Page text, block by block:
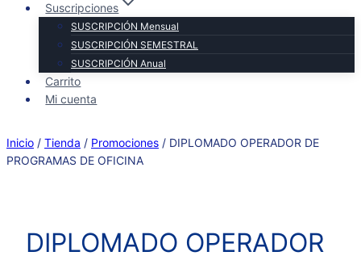
Suscripciones
SUSCRIPCIÓN Mensual
SUSCRIPCIÓN SEMESTRAL
SUSCRIPCIÓN Anual
Carrito
Mi cuenta
Inicio / Tienda / Promociones / DIPLOMADO OPERADOR DE
PROGRAMAS DE OFICINA
DIPLOMADO OPERADOR